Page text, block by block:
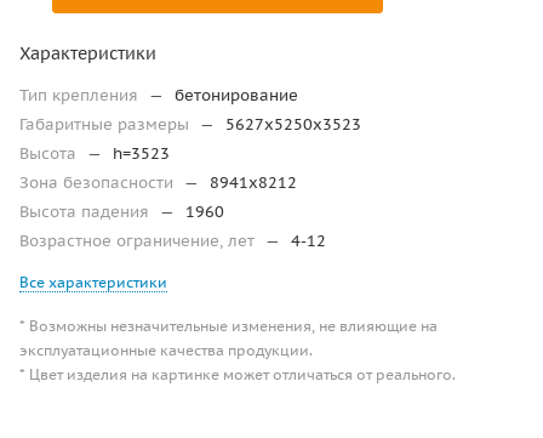
Характеристики
Тип крепления —
бетонирование
Габаритные размеры
—
5627х5250х3523
Высота
—
h=3523
Зона безопасности
—
8941х8212
Высота падения
—
1960
Возрастное ограничение, лет — 4-12
Все характеристики
* Возможны незначительные изменения, не влияющие на
эксплуатационные качества продукции.
* Цвет изделия на картинке может отличаться от реального.